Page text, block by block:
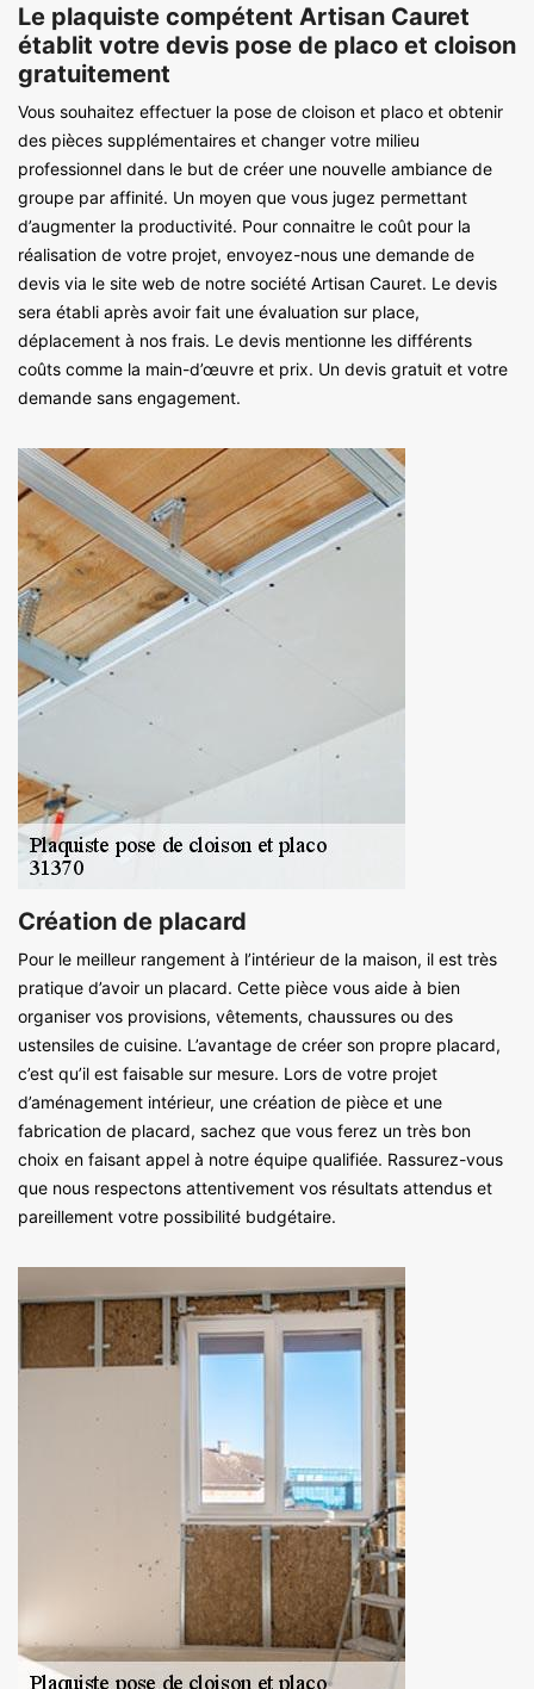
Le plaquiste compétent Artisan Cauret
établit votre devis pose de placo et cloison
gratuitement
Vous souhaitez effectuer la pose de cloison et placo et obtenir
des pièces supplémentaires et changer votre milieu
professionnel dans le but de créer une nouvelle ambiance de
groupe par affinité. Un moyen que vous jugez permettant
d’augmenter la productivité. Pour connaitre le coût pour la
réalisation de votre projet, envoyez-nous une demande de
devis via le site web de notre société Artisan Cauret. Le devis
sera établi après avoir fait une évaluation sur place,
déplacement à nos frais. Le devis mentionne les différents
coûts comme la main-d’œuvre et prix. Un devis gratuit et votre
demande sans engagement.
Création de placard
Pour le meilleur rangement à l’intérieur de la maison, il est très
pratique d’avoir un placard. Cette pièce vous aide à bien
organiser vos provisions, vêtements, chaussures ou des
ustensiles de cuisine. L’avantage de créer son propre placard,
c’est qu’il est faisable sur mesure. Lors de votre projet
d’aménagement intérieur, une création de pièce et une
fabrication de placard, sachez que vous ferez un très bon
choix en faisant appel à notre équipe qualifiée. Rassurez-vous
que nous respectons attentivement vos résultats attendus et
pareillement votre possibilité budgétaire.